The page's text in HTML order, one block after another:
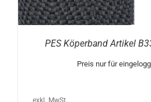
PES Köperband Artikel
Preis nur für
exkl. MwSt.